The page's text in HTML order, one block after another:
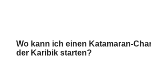
Wo kann ich einen Katamaran-
der Karibik starten?